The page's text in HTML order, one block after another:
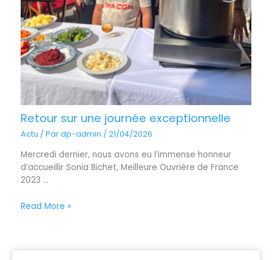
Retour sur une journée exceptionnelle
Actu / Pardp-admin /21/04/2026
Mercredi dernier, nous avons eu l’immense honneur
d’accueillir Sonia Bichet, Meilleure Ouvrière de France
2023 ...
Read More »